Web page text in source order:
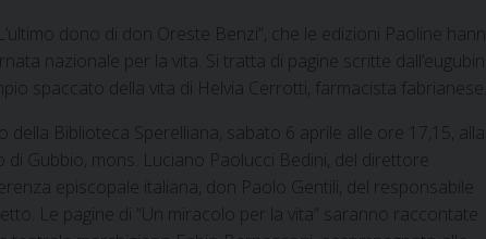
dono di don Oreste Benzi”, che le edizioni Paoline hanno
nazionale per la vita. Si tratta di pagine scritte dall’eugubino
spaccato della vita di Helvia Cerrotti, farmacista fabrianese.
della Biblioteca Sperelliana, sabato 6 aprile alle ore 17,15, alla
Gubbio, mons. Luciano Paolucci Bedini, del direttore
episcopale italiana, don Paolo Gentili, del responsabile
Le pagine di “Un miracolo per la vita” saranno raccontate